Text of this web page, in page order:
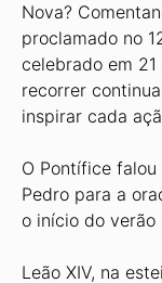
Nova?
proclamado no
celebrado em
recorrer
inspirar cada
O Pontífice
Pedro para a
o início do
Leão XIV, na